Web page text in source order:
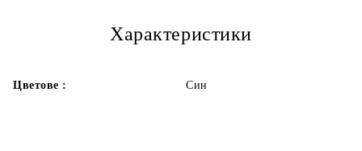
Характеристики
Цветове : Син